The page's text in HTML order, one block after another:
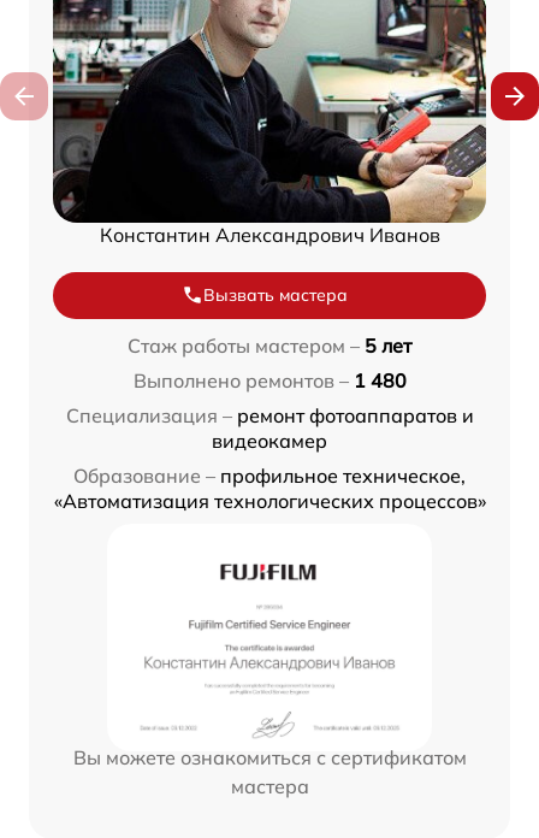
Константин Александрович Иванов
Вызвать мастера
Стаж работы мастером – 5 лет
Выполнено ремонтов – 1 480
Специализация – ремонт фотоаппаратов и
видеокамер
Образование – профильное техническое,
«Автоматизация технологических процессов»
Вы можете ознакомиться с сертификатом
мастера